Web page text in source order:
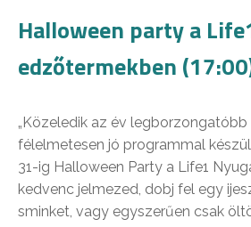
Halloween party a
edzőtermekben
„Közeledik az év legborzongatóbb
félelmetesen jó programmal
31-ig Halloween Party a Life1
kedvenc jelmezed, dobj fel egy
sminket, vagy egyszerűen csak